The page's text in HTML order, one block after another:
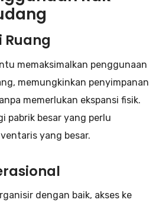
memaksimalkan penggunaan
memungkinkan penyimpanan
memerlukan ekspansi fisik.
pabrik besar yang perlu
yang besar.
dengan baik, akses ke